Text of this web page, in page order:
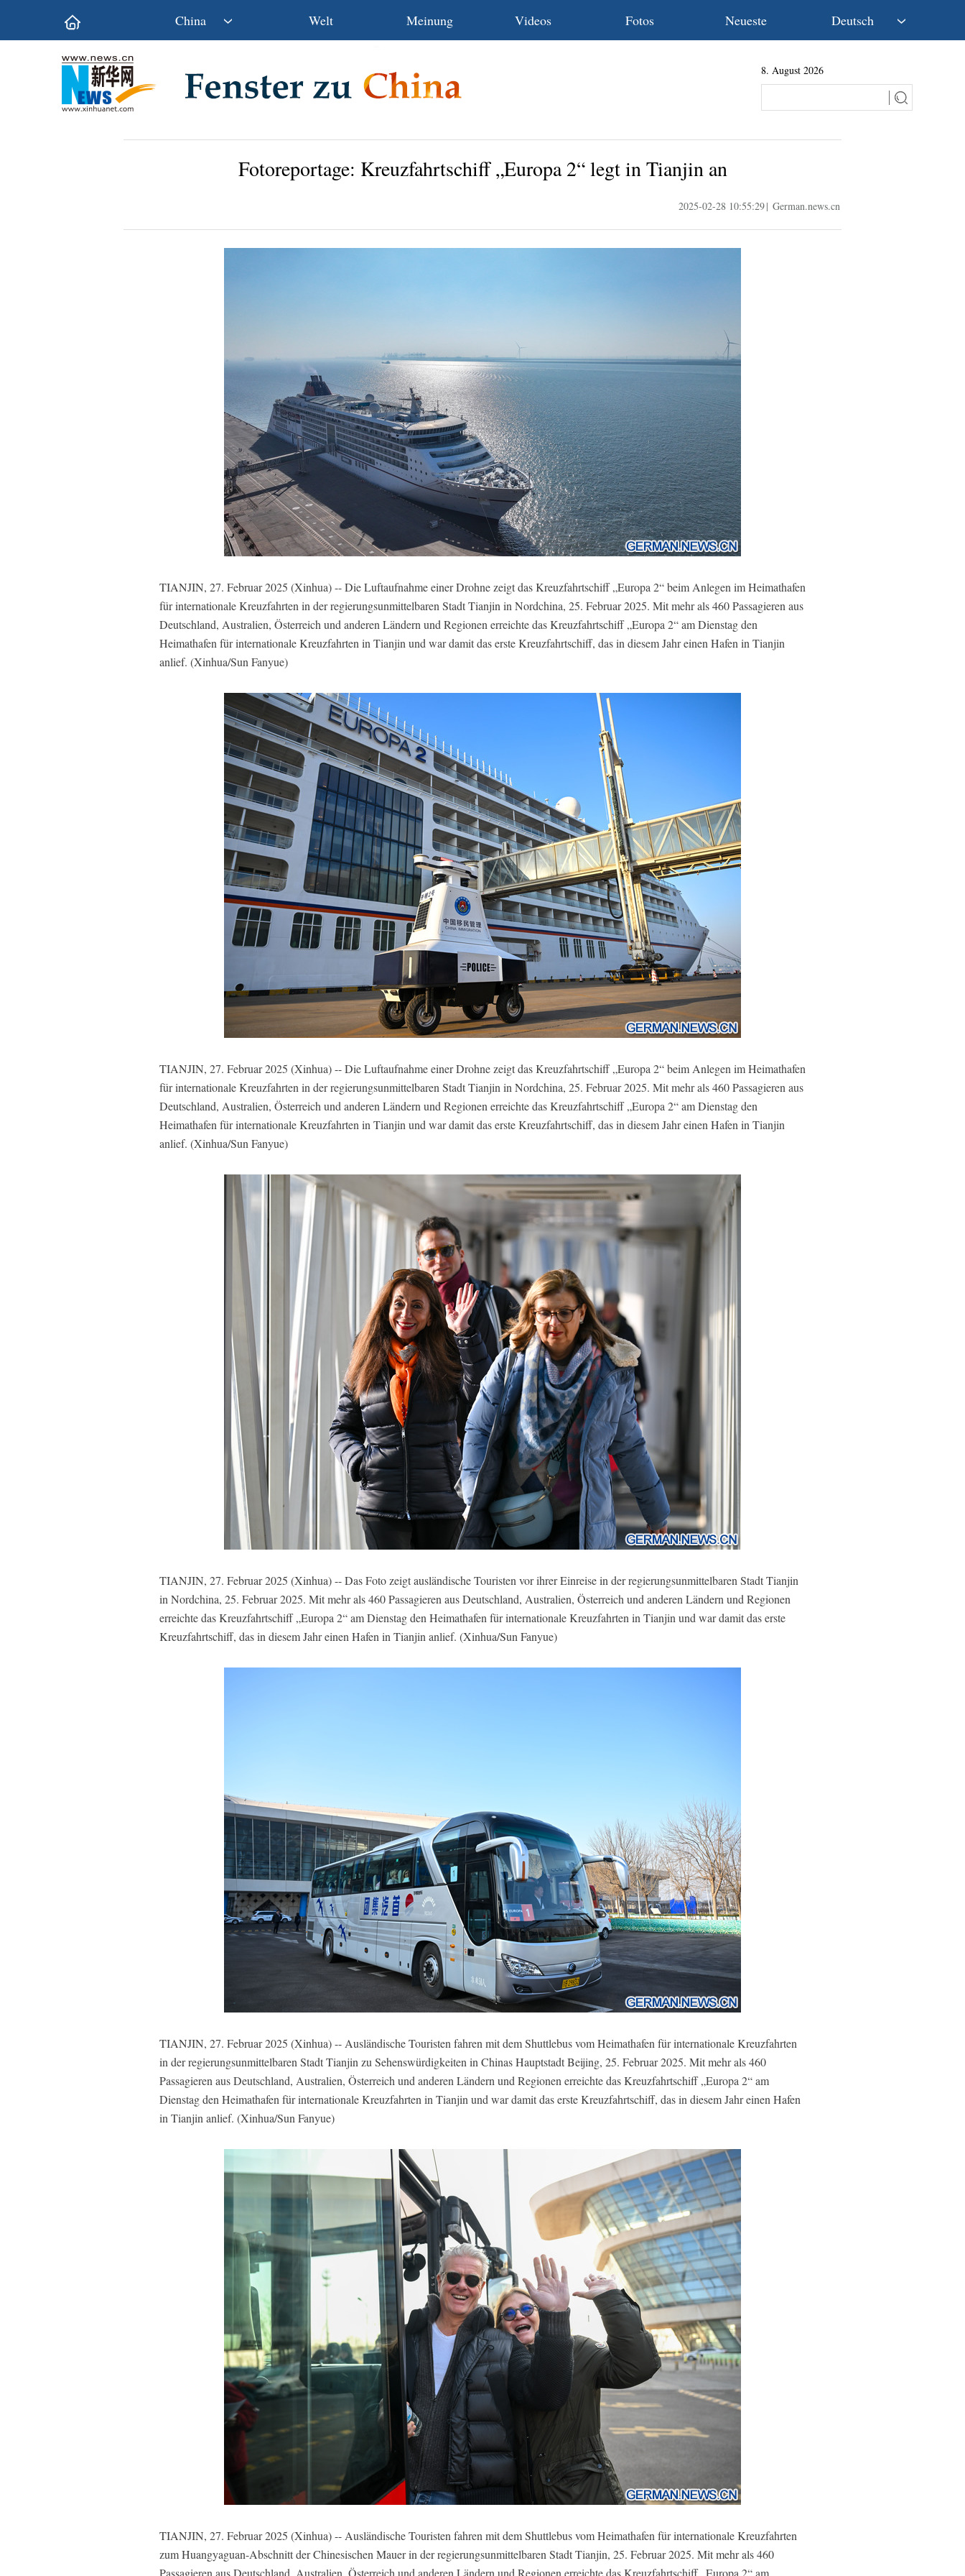
China
Wirtschaft
Kultur&Reise
Welt Meinung Videos Fotos Neueste Deutsch
Français
8. August 2026
Fotoreportage: Kreuzfahrtschiff „Europa 2“ legt in Tianjin an
2025-02-28 10:55:29| German.news.cn
TIANJIN, 27. Februar 2025 (Xinhua) -- Die Luftaufnahme einer Drohne zeigt das Kreuzfahrtschiff „Europa 2“ beim Anlegen im Heimathafen
für internationale Kreuzfahrten in der regierungsunmittelbaren Stadt Tianjin in Nordchina, 25. Februar 2025. Mit mehr als 460 Passagieren aus
Deutschland, Australien, Österreich und anderen Ländern und Regionen erreichte das Kreuzfahrtschiff „Europa 2“ am Dienstag den
Heimathafen für internationale Kreuzfahrten in Tianjin und war damit das erste Kreuzfahrtschiff, das in diesem Jahr einen Hafen in Tianjin
anlief. (Xinhua/Sun Fanyue)
TIANJIN, 27. Februar 2025 (Xinhua) -- Die Luftaufnahme einer Drohne zeigt das Kreuzfahrtschiff „Europa 2“ beim Anlegen im Heimathafen
für internationale Kreuzfahrten in der regierungsunmittelbaren Stadt Tianjin in Nordchina, 25. Februar 2025. Mit mehr als 460 Passagieren aus
Deutschland, Australien, Österreich und anderen Ländern und Regionen erreichte das Kreuzfahrtschiff „Europa 2“ am Dienstag den
Heimathafen für internationale Kreuzfahrten in Tianjin und war damit das erste Kreuzfahrtschiff, das in diesem Jahr einen Hafen in Tianjin
anlief. (Xinhua/Sun Fanyue)
TIANJIN, 27. Februar 2025 (Xinhua) -- Das Foto zeigt ausländische Touristen vor ihrer Einreise in der regierungsunmittelbaren Stadt Tianjin
in Nordchina, 25. Februar 2025. Mit mehr als 460 Passagieren aus Deutschland, Australien, Österreich und anderen Ländern und Regionen
erreichte das Kreuzfahrtschiff „Europa 2“ am Dienstag den Heimathafen für internationale Kreuzfahrten in Tianjin und war damit das erste
Kreuzfahrtschiff, das in diesem Jahr einen Hafen in Tianjin anlief. (Xinhua/Sun Fanyue)
TIANJIN, 27. Februar 2025 (Xinhua) -- Ausländische Touristen fahren mit dem Shuttlebus vom Heimathafen für internationale Kreuzfahrten
in der regierungsunmittelbaren Stadt Tianjin zu Sehenswürdigkeiten in Chinas Hauptstadt Beijing, 25. Februar 2025. Mit mehr als 460
Passagieren aus Deutschland, Australien, Österreich und anderen Ländern und Regionen erreichte das Kreuzfahrtschiff „Europa 2“ am
Dienstag den Heimathafen für internationale Kreuzfahrten in Tianjin und war damit das erste Kreuzfahrtschiff, das in diesem Jahr einen Hafen
in Tianjin anlief. (Xinhua/Sun Fanyue)
TIANJIN, 27. Februar 2025 (Xinhua) -- Ausländische Touristen fahren mit dem Shuttlebus vom Heimathafen für internationale Kreuzfahrten
zum Huangyaguan-Abschnitt der Chinesischen Mauer in der regierungsunmittelbaren Stadt Tianjin, 25. Februar 2025. Mit mehr als 460
Passagieren aus Deutschland, Australien, Österreich und anderen Ländern und Regionen erreichte das Kreuzfahrtschiff „Europa 2“ am